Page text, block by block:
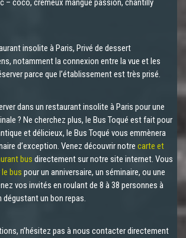
– coco, crémeux mangue passion, chantilly
insolite à Paris, Privé de dessert
notamment la connexion entre la vue et les
parce que l’établissement est très prisé.
dans un restaurant insolite à Paris pour une
? Ne cherchez plus, le Bus Toqué est fait pour
et délicieux, le Bus Toqué vous emmènera
d’exception. Venez découvrir notre carte et
bus directement sur notre site internet. Vous
bus pour un anniversaire, un séminaire, ou une
vos invités en roulant de 8 à 38 personnes à
un bon repas.
n’hésitez pas à nous contacter directement